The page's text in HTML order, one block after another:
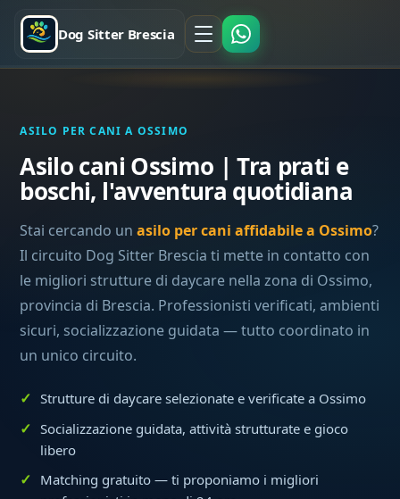
Dog Sitter Brescia
ASILO PER CANI A OSSIMO
Asilo cani Ossimo | Tra prati e
boschi, l'avventura quotidiana
Stai cercando unasilo per cani affidabile a Ossimo?
Il circuito Dog Sitter Brescia ti mette in contatto con
le migliori strutture di daycare nella zona di Ossimo,
provincia di Brescia. Professionisti verificati, ambienti
sicuri, socializzazione guidata — tutto coordinato in
un unico circuito.
Strutture di daycare selezionate e verificate a Ossimo
Socializzazione guidata, attività strutturate e gioco
libero
Matching gratuito — ti proponiamo i migliori